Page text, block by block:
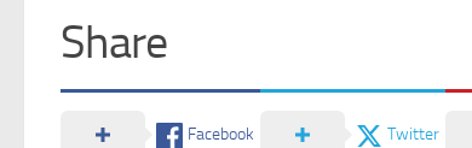
Share
Facebook Twitter